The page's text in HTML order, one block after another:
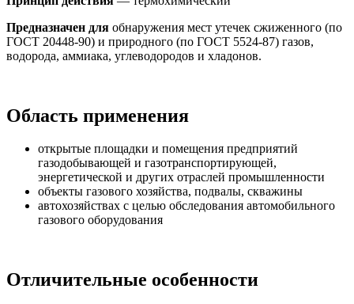
Предназначен для обнаружения мест утечек сжиженного (по
ГОСТ 20448-90) и природного (по ГОСТ 5524-87) газов,
водорода, аммиака, углеводородов и хладонов.
Область применения
открытые площадки и помещения предприятий
газодобывающей и газотранспортирующей,
энергетической и других отраслей промышленности
объекты газового хозяйства, подвалы, скважины
автохозяйствах с целью обследования автомобильного
газового оборудования
Отличительные особенности